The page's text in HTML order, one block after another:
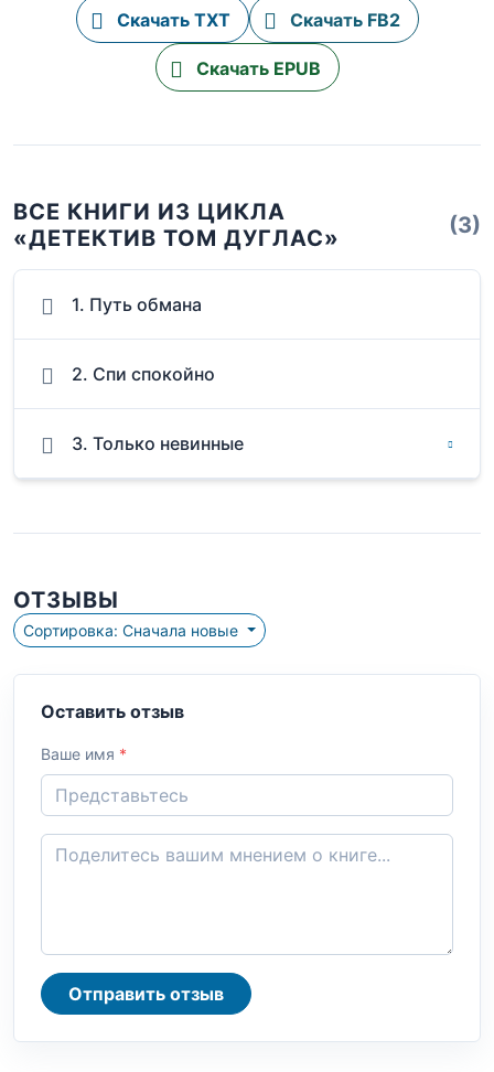
Скачать TXT Скачать FB2
Скачать EPUB
ВСЕ КНИГИ ИЗ ЦИКЛА
«ДЕТЕКТИВ ТОМ ДУГЛАС»
(3)
1. Путь обмана
2. Спи спокойно
3. Только невинные
ОТЗЫВЫ
Сортировка: Сначала новые
Оставить отзыв
Ваше имя *
Отправить отзыв